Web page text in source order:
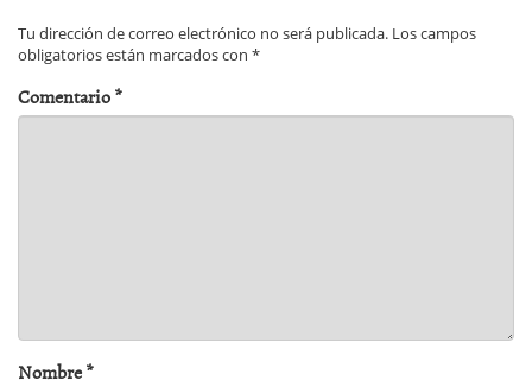
Tu dirección de correo electrónico no será publicada. Los campos
obligatorios están marcados con *
Comentario*
Nombre*